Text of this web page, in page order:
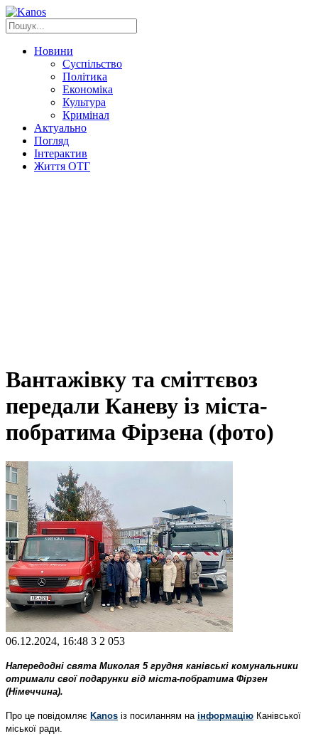
Новини
Суспільство
Політика
Економіка
Культура
Кримінал
Актуально
Погляд
Інтерактив
Життя ОТГ
Вантажівку та сміттєвоз
передали Каневу із міста-
побратима Фірзена (фото)
06.12.2024, 16:48 3 2 053
Напередодні свята Миколая 5 грудня канівські комунальники
отримали свої подарунки від міста-побратима Фірзен
(Німеччина).
Про це повідомляє Kanos із посиланням на інформацію Канівської
міської ради.